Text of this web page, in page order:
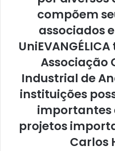
compõem
associados
Associação
Industrial de
instituições
importantes
projetos
Carlos